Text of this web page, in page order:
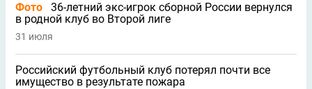
Фото
36-летний экс-игрок сборной России вернулся
в родной клуб во Второй лиге
31 июля
Российский футбольный клуб потерял почти все
имущество в результате пожара